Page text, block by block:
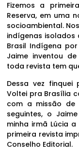
Fizemos a
Reserva, em uma
socioambiental.
indígenas isolados
Brasil Indígena
Jaime inventou
toda revista tem
Dessa vez
Voltei pra Brasília
com a missão de
seguintes, o
minha irmã Lúcia
primeira revista
Conselho Editorial.